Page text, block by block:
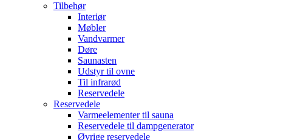
Tilbehør
Interiør
Møbler
Vandvarmer
Døre
Saunasten
Udstyr til ovne
Til infrarød
Reservedele
Reservedele
Varmeelementer til sauna
Reservedele til dampgenerator
Øvrige reservedele